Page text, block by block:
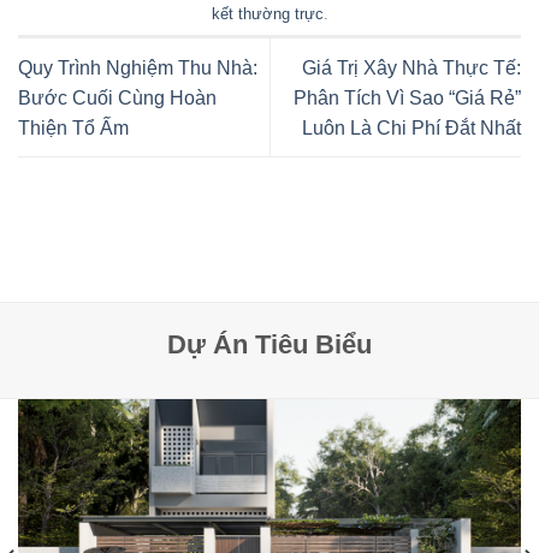
kết thường trực
Quy Trình Nghiệm Thu Nhà:
Bước Cuối Cùng Hoàn
Thiện Tổ Ấm
Giá Trị Xây Nhà Thực Tế:
Phân Tích Vì Sao “Giá Rẻ”
Luôn Là Chi Phí Đắt Nhất
Dự Án Tiêu Biểu